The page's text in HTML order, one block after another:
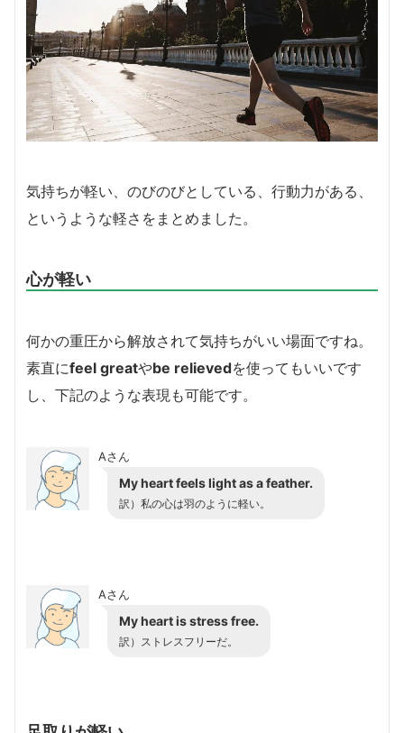
気持ちが軽い、のびのびとしている、行動力がある、
というような軽さをまとめました。
心が軽い
何かの重圧から解放されて気持ちがいい場面ですね。
素直にfeel greatやbe relievedを使ってもいいです
し、下記のような表現も可能です。
Aさん
My heart feels light as a feather.
訳）私の心は羽のように軽い。
Aさん
My heart is stress free.
訳）ストレスフリーだ。